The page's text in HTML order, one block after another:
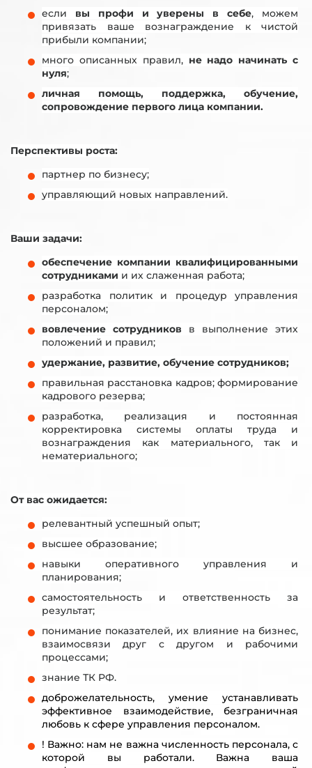
если вы профи и уверены в себе, можем
привязать ваше вознаграждение к чистой
прибыли компании;
много описанных правил, не надо начинать с
нуля;
личная помощь, поддержка, обучение,
сопровождение первого лица компании.
Перспективы роста:
партнер по бизнесу;
управляющий новых направлений.
Ваши задачи:
обеспечение компании квалифицированными
сотрудниками и их слаженная работа;
разработка политик и процедур управления
персоналом;
вовлечение сотрудников в выполнение этих
положений и правил;
удержание, развитие, обучение сотрудников;
правильная расстановка кадров; формирование
кадрового резерва;
разработка, реализация и постоянная
корректировка системы оплаты труда и
вознаграждения как материального, так и
нематериального;
От вас ожидается:
релевантный успешный опыт;
высшее образование;
навыки оперативного управления и
планирования;
самостоятельность и ответственность за
результат;
понимание показателей, их влияние на бизнес,
взаимосвязи друг с другом и рабочими
процессами;
знание ТК РФ.
доброжелательность, умение устанавливать
эффективное взаимодействие, безграничная
любовь к сфере управления персоналом.
! Важно: нам не важна численность персонала, с
которой вы работали. Важна ваша